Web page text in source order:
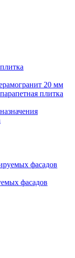
20 мм
плитка
фасадов
фасадов